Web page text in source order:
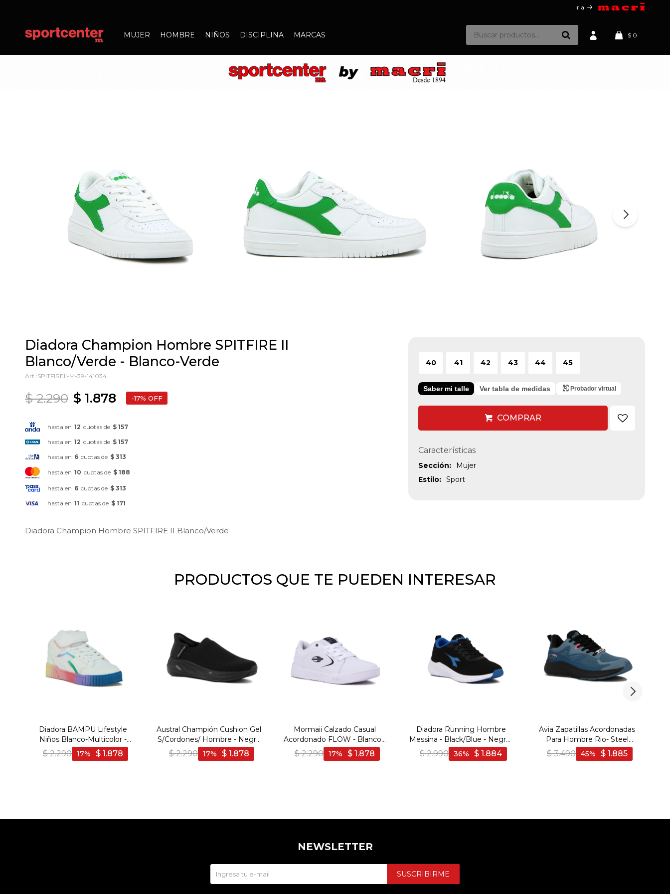
MUJER HOMBRE NIÑOS DISCIPLINA MARCAS $ 0
Ir a
Diadora Champion Hombre SPITFIRE II
Blanco/Verde - Blanco-Verde
SPITFIREII-M-39-141034
$ 1.878
$ 2.290 17
hasta en 12 cuotas de $ 157
hasta en 12 cuotas de $ 157
hasta en 6 cuotas de $ 313
hasta en 10 cuotas de $ 188
hasta en 6 cuotas de $ 313
hasta en 11 cuotas de $ 171
Diadora Champion Hombre SPITFIRE II Blanco/Verde
40 41 42 43 44 45
Saber mi talle Ver tabla de medidas Probador virtual
COMPRAR
Características
Sección
Mujer
Estilo
Sport
PRODUCTOS QUE TE PUEDEN INTERESAR
Diadora BAMPU Lifestyle
Niños Blanco-Multicolor -
Blanco-Multicolor
$ 2.290 $ 1.878
17
Austral Champión Cushion Gel
S/Cordones/ Hombre - Negro
- Negro
$ 2.290 $ 1.878
17
Mormaii Calzado Casual
Acordonado FLOW - Blanco -
Blanco
$ 2.290 $ 1.878
17
Diadora Running Hombre
Messina - Black/Blue - Negro-
Azul
$ 2.990 $ 1.884
36
Avia Zapatillas Acordonadas
Para Hombre Rio- Steel
Blue/Black - Azul-Negro
$ 3.490 $ 1.885
45
NEWSLETTER
SUSCRIBIRME